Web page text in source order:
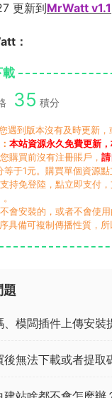
更新到MrWatt v1.1
：
載
35 積分
遇到版本沒有及時更新
本站資源永久免費更新
購買前沒有注冊賬戶，
等于1元。購買單個資源
持免登陸，點立即支付
會安裝的，或者不會使
具備可複制傳播性質，
題
、模闆插件上傳安裝
後無法下載或者提取